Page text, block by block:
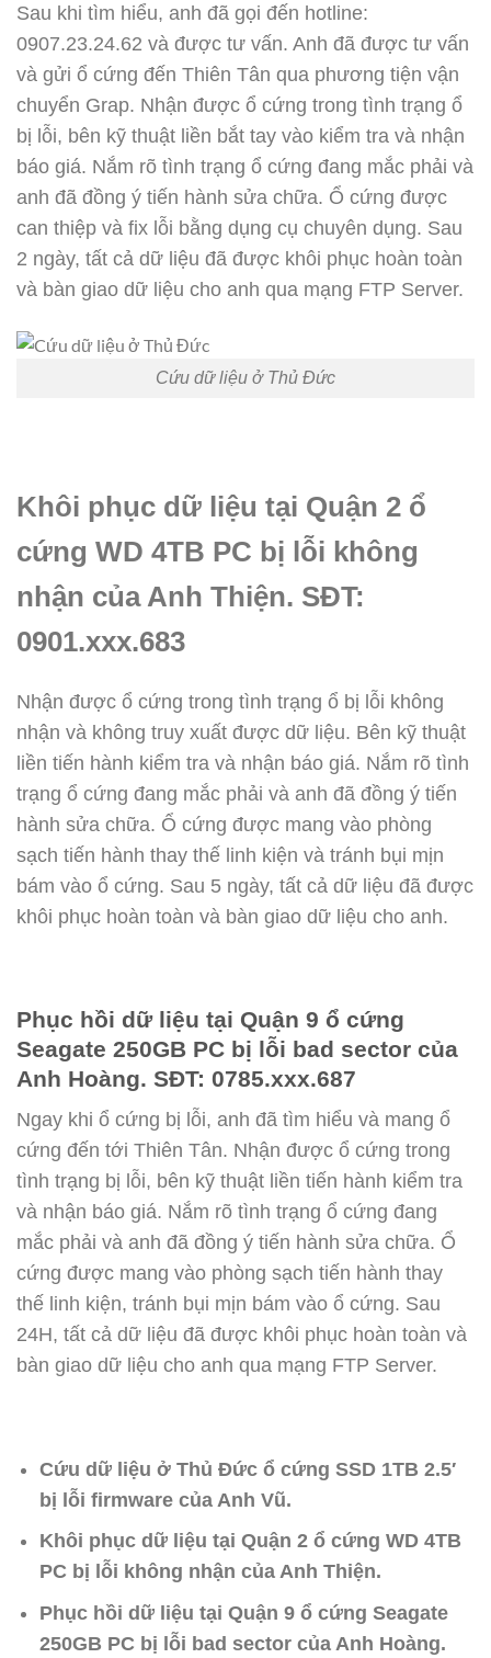
Sau khi tìm hiểu, anh đã gọi đến hotline:
0907.23.24.62 và được tư vấn. Anh đã được tư vấn
và gửi ổ cứng đến Thiên Tân qua phương tiện vận
chuyển Grap. Nhận được ổ cứng trong tình trạng ổ
bị lỗi, bên kỹ thuật liền bắt tay vào kiểm tra và nhận
báo giá. Nắm rõ tình trạng ổ cứng đang mắc phải và
anh đã đồng ý tiến hành sửa chữa. Ổ cứng được
can thiệp và fix lỗi bằng dụng cụ chuyên dụng. Sau
2 ngày, tất cả dữ liệu đã được khôi phục hoàn toàn
và bàn giao dữ liệu cho anh qua mạng FTP Server.
Cứu dữ liệu ở Thủ Đức
Khôi phục dữ liệu tại Quận 2 ổ
cứng WD 4TB PC bị lỗi không
nhận của Anh Thiện. SĐT:
0901.xxx.683
Nhận được ổ cứng trong tình trạng ổ bị lỗi không
nhận và không truy xuất được dữ liệu. Bên kỹ thuật
liền tiến hành kiểm tra và nhận báo giá. Nắm rõ tình
trạng ổ cứng đang mắc phải và anh đã đồng ý tiến
hành sửa chữa. Ổ cứng được mang vào phòng
sạch tiến hành thay thế linh kiện và tránh bụi mịn
bám vào ổ cứng. Sau 5 ngày, tất cả dữ liệu đã được
khôi phục hoàn toàn và bàn giao dữ liệu cho anh.
Phục hồi dữ liệu tại Quận 9 ổ cứng
Seagate 250GB PC bị lỗi bad sector của
Anh Hoàng. SĐT: 0785.xxx.687
Ngay khi ổ cứng bị lỗi, anh đã tìm hiểu và mang ổ
cứng đến tới Thiên Tân. Nhận được ổ cứng trong
tình trạng bị lỗi, bên kỹ thuật liền tiến hành kiểm tra
và nhận báo giá. Nắm rõ tình trạng ổ cứng đang
mắc phải và anh đã đồng ý tiến hành sửa chữa. Ổ
cứng được mang vào phòng sạch tiến hành thay
thế linh kiện, tránh bụi mịn bám vào ổ cứng. Sau
24H, tất cả dữ liệu đã được khôi phục hoàn toàn và
bàn giao dữ liệu cho anh qua mạng FTP Server.
Cứu dữ liệu ở Thủ Đức ổ cứng SSD 1TB 2.5′
bị lỗi firmware của Anh Vũ.
Khôi phục dữ liệu tại Quận 2 ổ cứng WD 4TB
PC bị lỗi không nhận của Anh Thiện.
Phục hồi dữ liệu tại Quận 9 ổ cứng Seagate
250GB PC bị lỗi bad sector của Anh Hoàng.